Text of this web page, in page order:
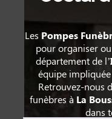
Les Pompes
pour organiser
département de l’
équipe
Retrouvez-nous
funèbres à La
dans